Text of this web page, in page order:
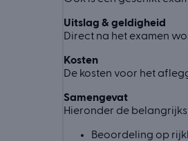
Uitslag & geldigheid
Direct na het examen
Kosten
De kosten voor het
Samengevat
Hieronder de
Beoordeling op